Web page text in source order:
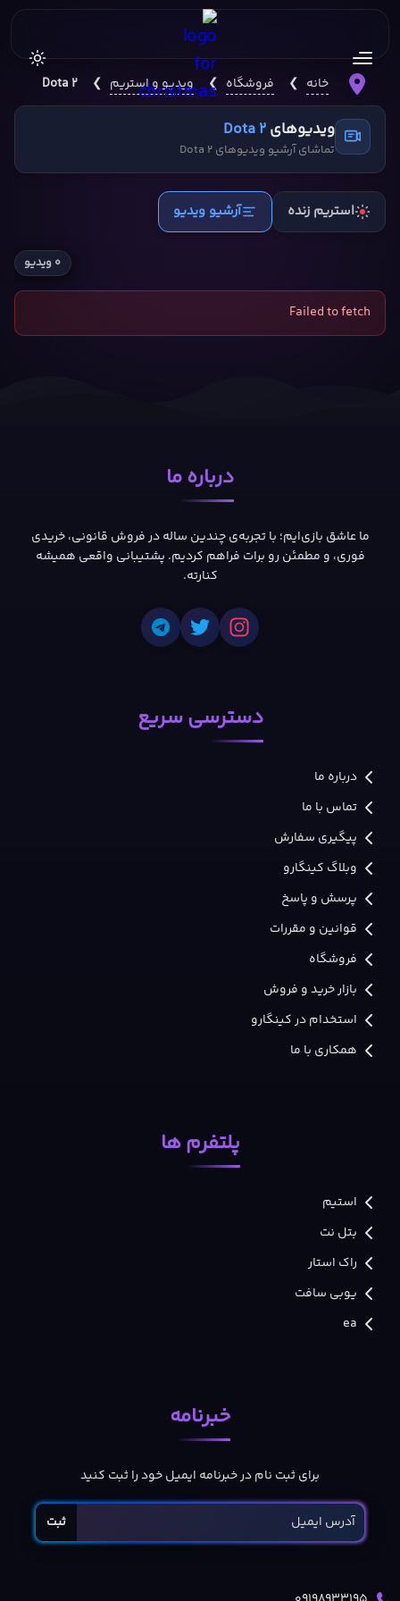
خانه ❯ فروشگاه ❯ ویدیو و استریم ❯
Dota 2
ویدیوهایDota 2
تماشای آرشیو ویدیوهای Dota 2
استریم زنده آرشیو ویدیو
۰ ویدیو
Failed to fetch
درباره ما
ما عاشق بازی‌ایم؛ با تجربه‌ی چندین ساله در فروش قانونی، خریدی
فوری، و مطمئن رو برات فراهم کردیم. پشتیبانی واقعی همیشه
کنارته.
دسترسی سریع
درباره ما
تماس با ما
پیگیری سفارش
وبلاگ کینگارو
پرسش و پاسخ
قوانین و مقررات
فروشگاه
بازار خرید و فروش
استخدام در کینگارو
همکاری با ما
پلتفرم ها
استیم
بتل نت
راک استار
یوبی سافت
ea
خبرنامه
برای ثبت نام در خبرنامه ایمیل خود را ثبت کنید
ثبت